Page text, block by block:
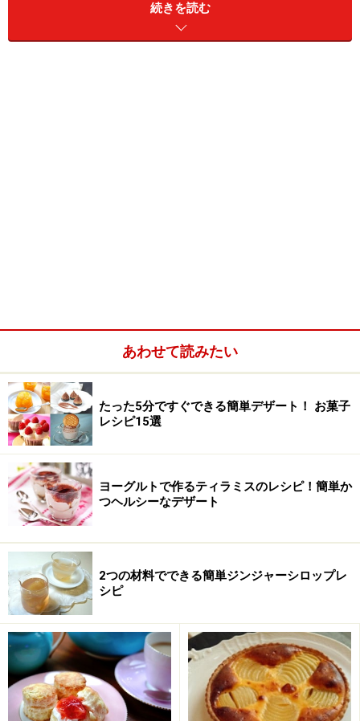
グラニュー糖 大さじ1
バナナ 2本
チョコレート 板チョコレート1枚(50g)
簡単バナナチョコスポンジケーキの作り
方・手順
続きを読む
あわせて読みたい
たった5分ですぐできる簡単デザート！ お菓子
レシピ15選
ヨーグルトで作るティラミスのレシピ！簡単か
つヘルシーなデザート
2つの材料でできる簡単ジンジャーシロップレ
シピ